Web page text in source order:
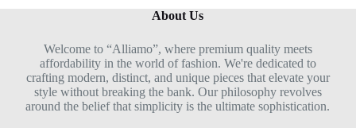
About Us
Welcome to “Alliamo”, where premium quality meets
affordability in the world of fashion. We're dedicated to
crafting modern, distinct, and unique pieces that elevate your
style without breaking the bank. Our philosophy revolves
around the belief that simplicity is the ultimate sophistication.